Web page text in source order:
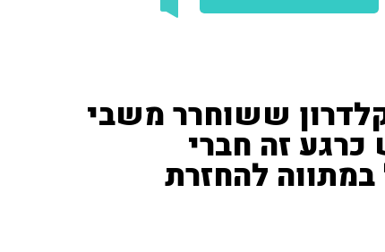
ששוחרר משבי
זה חברי
להחזרת